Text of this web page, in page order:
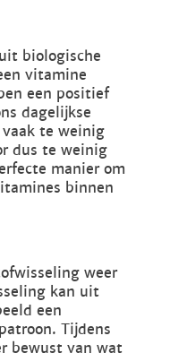
biologische
vitamine
een positief
dagelijkse
te weinig
dus te weinig
manier om
binnen
weer
kan uit
een
Tijdens
bewust van wat